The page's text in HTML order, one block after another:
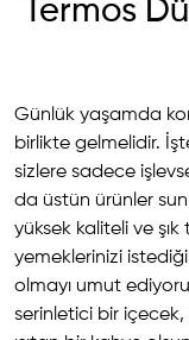
Termos
Günlük yaşamda
birlikte gelmelidir.
sizlere sadece
da üstün ürünler
yüksek kaliteli ve
yemeklerinizi
olmayı umut
serinletici bir içecek,